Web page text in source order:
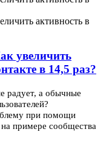
увеличить
в 14,5 раз?
радует, а обычные
при помощи
примере сообщества